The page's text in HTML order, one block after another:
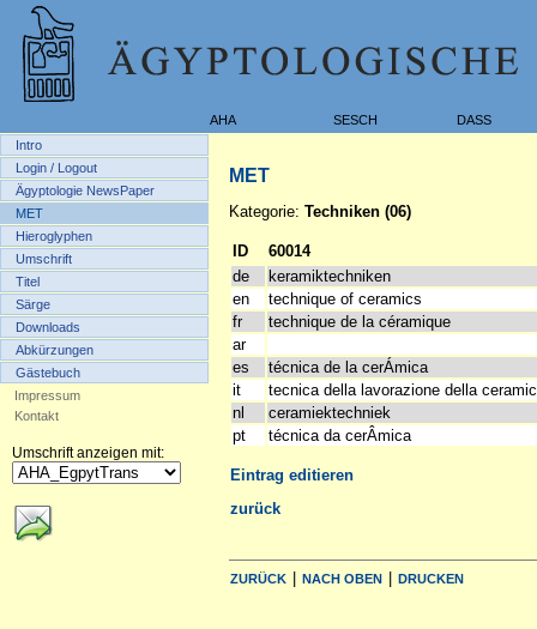
AHA SESCH
DASS
Intro
Login / Logout
Ägyptologie NewsPaper
MET
Hieroglyphen
Umschrift
Titel
Särge
Downloads
Abkürzungen
Gästebuch
Impressum
Kontakt
Umschrift anzeigen mit:
MET
Kategorie: Techniken (06)
ID
60014
de
keramiktechniken
en
technique of ceramics
fr
technique de la céramique
ar
es
técnica de la cerÁmica
it
tecnica della lavorazione della
nl
ceramiektechniek
pt
técnica da cerÂmica
Eintrag editieren
zurück
ZURÜCK | NACH OBEN | DRUCKEN